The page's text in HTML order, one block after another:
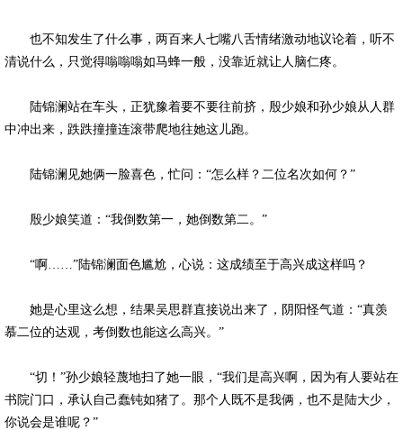
也不知发生了什么事，两百来人七嘴八舌情绪激动地议论着，听不
清说什么，只觉得嗡嗡嗡如马蜂一般，没靠近就让人脑仁疼。
陆锦澜站在车头，正犹豫着要不要往前挤，殷少娘和孙少娘从人群
中冲出来，跌跌撞撞连滚带爬地往她这儿跑。
陆锦澜见她俩一脸喜色，忙问：“怎么样？二位名次如何？”
殷少娘笑道：“我倒数第一，她倒数第二。”
“啊……”陆锦澜面色尴尬，心说：这成绩至于高兴成这样吗？
她是心里这么想，结果吴思群直接说出来了，阴阳怪气道：“真羡
慕二位的达观，考倒数也能这么高兴。”
“切！”孙少娘轻蔑地扫了她一眼，“我们是高兴啊，因为有人要站在
书院门口，承认自己蠢钝如猪了。那个人既不是我俩，也不是陆大少，
你说会是谁呢？”